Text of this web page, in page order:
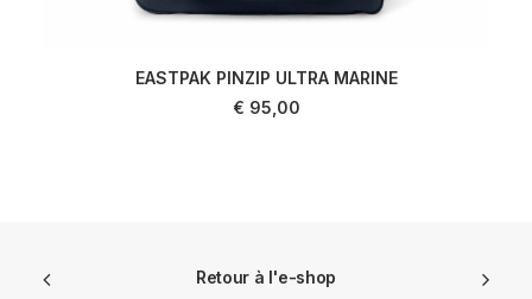
EASTPAK PINZIP ULTRA MARINE
€ 95,00
Retour à l'e-shop